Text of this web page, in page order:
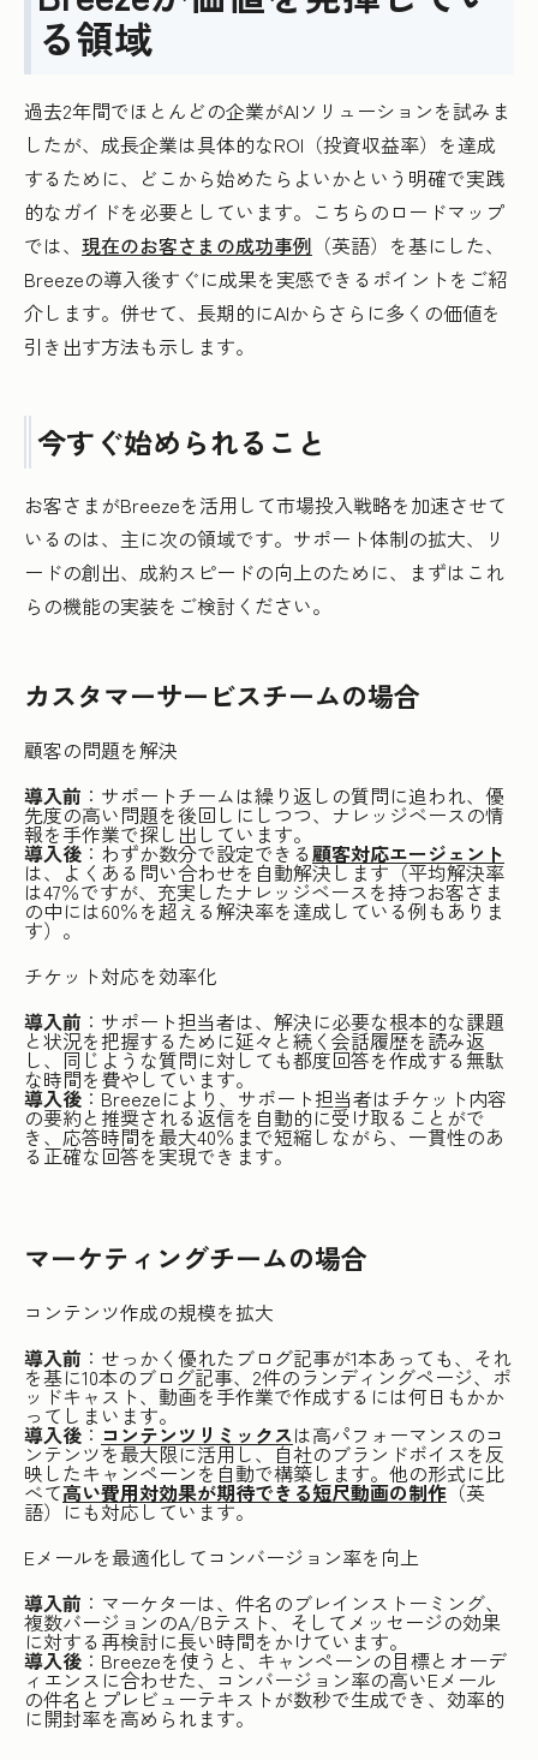
る領域
過去2年間でほとんどの企業がAIソリューションを試みま
したが、成長企業は具体的なROI（投資収益率）を達成
するために、どこから始めたらよいかという明確で実践
的なガイドを必要としています。こちらのロードマップ
では、 現在のお客さまの成功事例 （英語）を基にした、
Breezeの導入後すぐに成果を実感できるポイントをご紹
介します。併せて、長期的にAIからさらに多くの価値を
引き出す方法も示します。
今すぐ始められること
お客さまがBreezeを活用して市場投入戦略を加速させて
いるのは、主に次の領域です。サポート体制の拡大、リ
ードの創出、成約スピードの向上のために、まずはこれ
らの機能の実装をご検討ください。
カスタマーサービスチームの場合
顧客の問題を解決
導入前 ：サポートチームは繰り返しの質問に追われ、優
先度の高い問題を後回しにしつつ、ナレッジベースの情
報を手作業で探し出しています。
導入後：わずか数分で設定できる顧客対応エージェント
は、よくある問い合わせを自動解決します（平均解決率
は47％ですが、充実したナレッジベースを持つお客さま
の中には60％を超える解決率を達成している例もありま
す）。
チケット対応を効率化
導入前 ：サポート担当者は、解決に必要な根本的な課題
と状況を把握するために延々と続く会話履歴を読み返
し、同じような質問に対しても都度回答を作成する無駄
な時間を費やしています。
導入後 ：Breezeにより、サポート担当者はチケット内容
の要約と推奨される返信を自動的に受け取ることがで
き、応答時間を最大40％まで短縮しながら、一貫性のあ
る正確な回答を実現できます。
マーケティングチームの場合
コンテンツ作成の規模を拡大
導入前 ：せっかく優れたブログ記事が1本あっても、それ
を基に10本のブログ記事、2件のランディングページ、ポ
ッドキャスト、動画を手作業で作成するには何日もかか
ってしまいます。
導入後： コンテンツリミックスは高パフォーマンスのコ
ンテンツを最大限に活用し、自社のブランドボイスを反
映したキャンペーンを自動で構築します。他の形式に比
べて高い費用対効果が期待できる短尺動画の制作（英
語）にも対応しています。
Eメールを最適化してコンバージョン率を向上
導入前 ：マーケターは、件名のブレインストーミング、
複数バージョンのA/Bテスト、そしてメッセージの効果
に対する再検討に長い時間をかけています。
導入後 ：Breezeを使うと、キャンペーンの目標とオーデ
ィエンスに合わせた、コンバージョン率の高いEメール
の件名とプレビューテキストが数秒で生成でき、効率的
に開封率を高められます。